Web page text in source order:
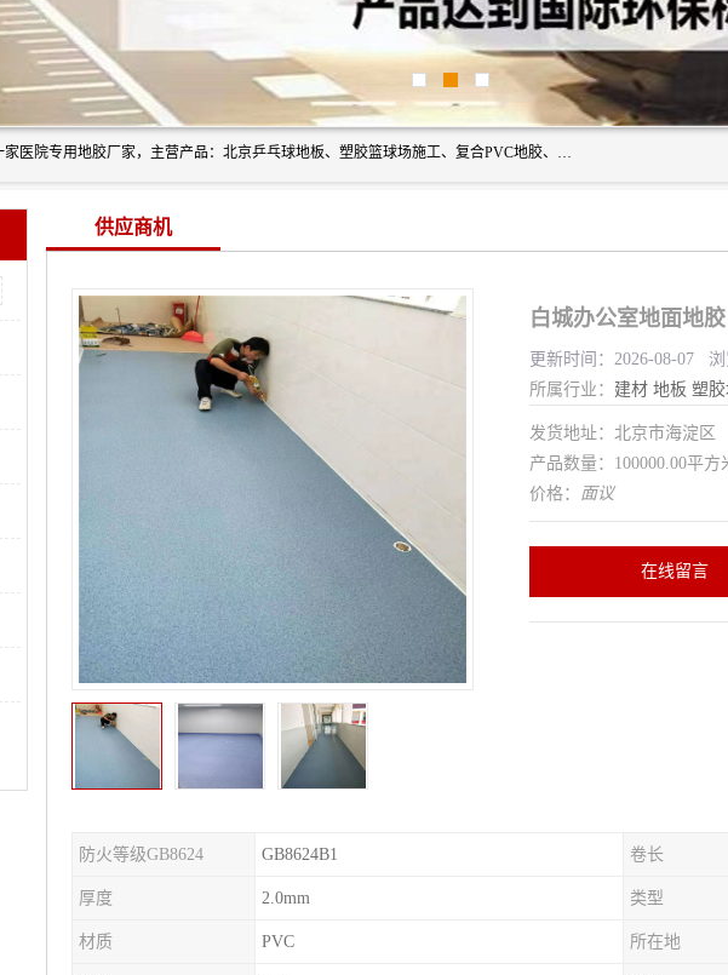
北京奥丽奇地板有限公司是一家医院专用地胶厂家，主营产品：北京乒乓球地板、塑胶篮球场施工、复合PVC地胶、学校PVC地板、幼儿园地胶等，奥丽奇是一家销售为一体PVC地板，塑胶地板为主的销售企业，公司所生产的PVC塑胶地板产品主要用于办公楼、医院、 机场、学校、幼儿园、商场、交通工具、宾馆、车站等公共场所。
供应商机
白城办公室地面地
更新时间：2026-08-07
所属行业： 建材 地板 塑
发货地址：北京市海淀区
产品数量：100000.00平方
价格： 面议
在线留言
防火等级GB8624 GB8624B1 卷长
厚度 2.0mm 类型
材质 PVC 所在地